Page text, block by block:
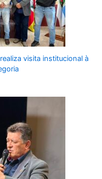
visita institucional à